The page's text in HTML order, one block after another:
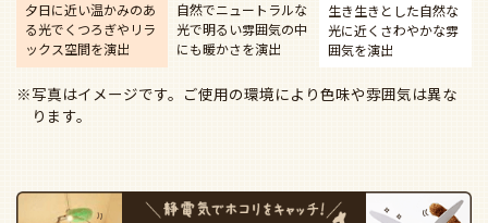
夕日に近い温かみのあ
る光でくつろぎやリラ
ックス空間を演出
自然でニュートラルな
光で明るい雰囲気の中
にも暖かさを演出
生き生きとした自然な
光に近く さわやかな雰
囲気を演出
※写真はイメージです。ご使用の環境により色味や雰囲気は異な
ります。